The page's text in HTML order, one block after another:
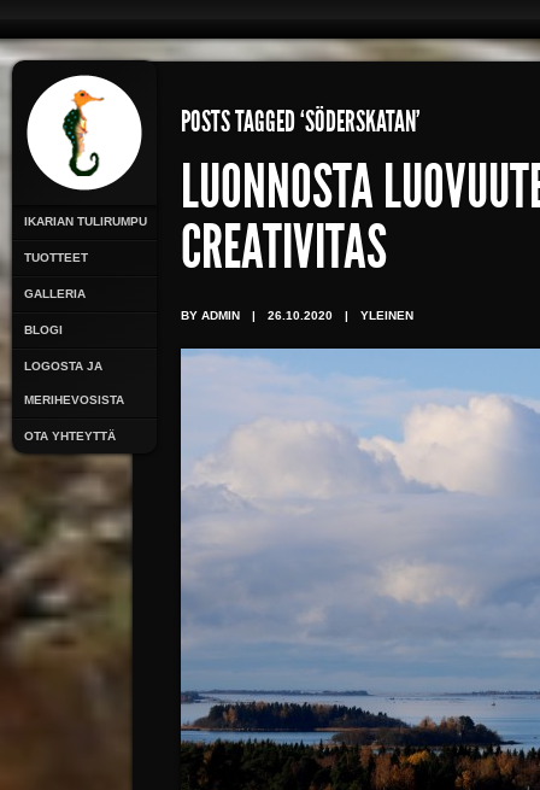
IKARIAN TULIRUMPU
TUOTTEET
GALLERIA
BLOGI
LOGOSTA JA
MERIHEVOSISTA
OTA YHTEYTTÄ
POSTS TAGGED ‘SÖDERSKATAN’
LUONNOSTA
CREATIVITAS
BY ADMIN | 26.10.2020 | YLEINEN